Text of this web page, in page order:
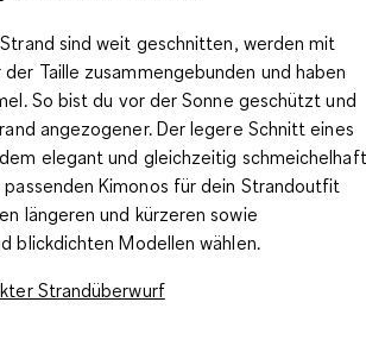
sind weit geschnitten, werden mit
der Taille zusammengebunden und haben
So bist du vor der Sonne geschützt und
angezogener. Der legere Schnitt eines
elegant und gleichzeitig
Kimonos für dein Strandoutfit
längeren und kürzeren sowie
blickdichten Modellen wählen.
Strandüberwurf